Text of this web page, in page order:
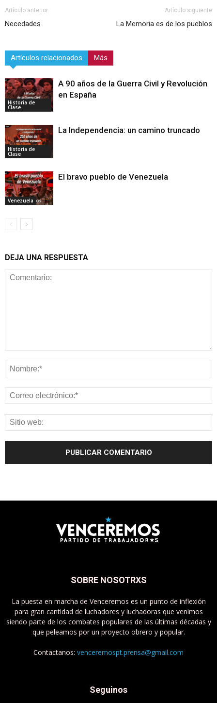
Artículo anterior
Necedades
Artículo siguiente
La Memoria es de los pueblos
Artículos relacionados Más
Historia de
Clase
A 90 años de la Guerra Civil y Revolución
en España
Historia de
Clase
La Independencia: un camino truncado
Venezuela
El bravo pueblo de Venezuela
DEJA UNA RESPUESTA
SOBRE NOSOTRXS
La puesta en marcha de Venceremos es un punto de inflexión
para gran cantidad de luchadores y luchadoras que venimos
siendo parte de los combates populares de las últimas décadas y
que peleamos por un proyecto obrero y popular.
Contactanos: venceremospt.prensa@gmail.com
Seguinos